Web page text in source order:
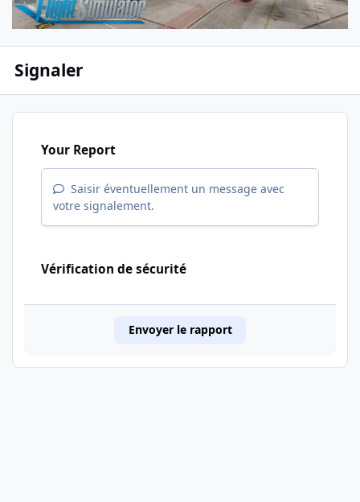
Signaler
Your Report
Saisir éventuellement un message avec
votre signalement.
Vérification de sécurité
Envoyer le rapport